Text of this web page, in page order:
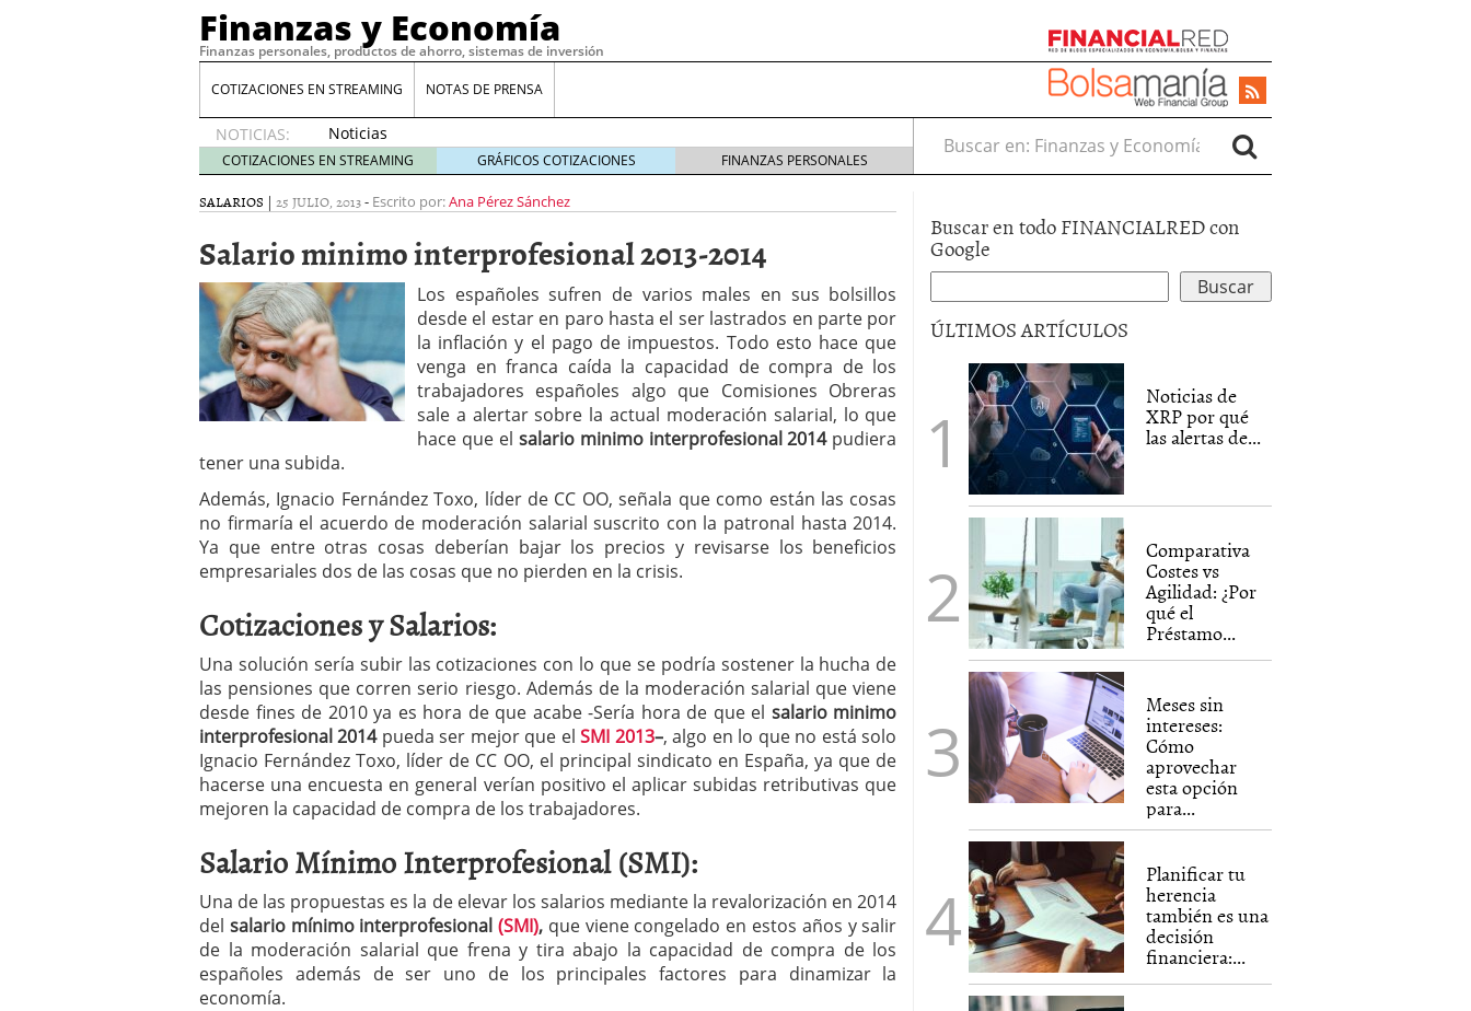
Finanzas y Economía
Finanzas personales, productos de ahorro, sistemas de inversión
COTIZACIONES EN STREAMING NOTAS DE PRENSA
NOTICIAS:
Noticias
de XRP
por qué
las
de
whales
suelen
llegar
tarde
de abril
de 2026
Comparativa Costes vs Agilidad: ¿Por qué el Préstamo Promotor privado
acelera la rentabilidad? 12 de diciembre de 2025
Meses sin intereses: Cómo aprovechar esta opción para gestionar tus
compras
a los costes 21 de noviembre de 2025
¿Cuánto cuesta un software punto de venta? 3 de octubre de 2025
COTIZACIONES EN STREAMING GRÁFICOS COTIZACIONES FINANZAS PERSONALES
Buscar en:
SALARIOS | 25 JULIO, 2013- Escrito por:Ana Pérez Sánchez
Salario minimo interprofesional 2013-2014
Los españoles sufren de varios males en sus bolsillos
desde el estar en paro hasta el ser lastrados en parte por
la inflación y el pago de impuestos. Todo esto hace que
venga en franca caída la capacidad de compra de los
trabajadores españoles algo que Comisiones Obreras
sale a alertar sobre la actual moderación salarial, lo que
hace que el salario minimo interprofesional 2014pudiera
tener una subida.
Además, Ignacio Fernández Toxo, líder de CC OO, señala que como están las cosas
no firmaría el acuerdo de moderación salarial suscrito con la patronal hasta 2014.
Ya que entre otras cosas deberían bajar los precios y revisarse los beneficios
empresariales dos de las cosas que no pierden en la crisis.
Cotizaciones y Salarios:
Una solución sería subir las cotizaciones con lo que se podría sostener la hucha de
las pensiones que corren serio riesgo. Además de la moderación salarial que viene
desde fines de 2010 ya es hora de que acabe -Sería hora de que el salario minimo
interprofesional 2014pueda ser mejor que elSMI 2013–, algo en lo que no está solo
Ignacio Fernández Toxo, líder de CC OO, el principal sindicato en España, ya que de
hacerse una encuesta en general verían positivo el aplicar subidas retributivas que
mejoren la capacidad de compra de los trabajadores.
Salario Mínimo Interprofesional (SMI):
Una de las propuestas es la de elevar los salarios mediante la revalorización en 2014
del salario mínimo interprofesional(SMI), que viene congelado en estos años y salir
de la moderación salarial que frena y tira abajo la capacidad de compra de los
españoles además de ser uno de los principales factores para dinamizar la
economía.
Buscar en todo FINANCIALRED con
Google
ÚLTIMOS ARTÍCULOS
Noticias de
XRP por qué
las alertas de...
Comparativa
Costes vs
Agilidad: ¿Por
qué el
Préstamo...
Meses sin
intereses:
Cómo
aprovechar
esta opción
para...
Planificar tu
herencia
también es una
decisión
financiera:...